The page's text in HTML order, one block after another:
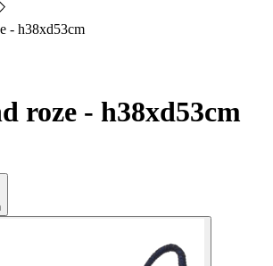
- h38xd53cm
roze - h38xd53cm